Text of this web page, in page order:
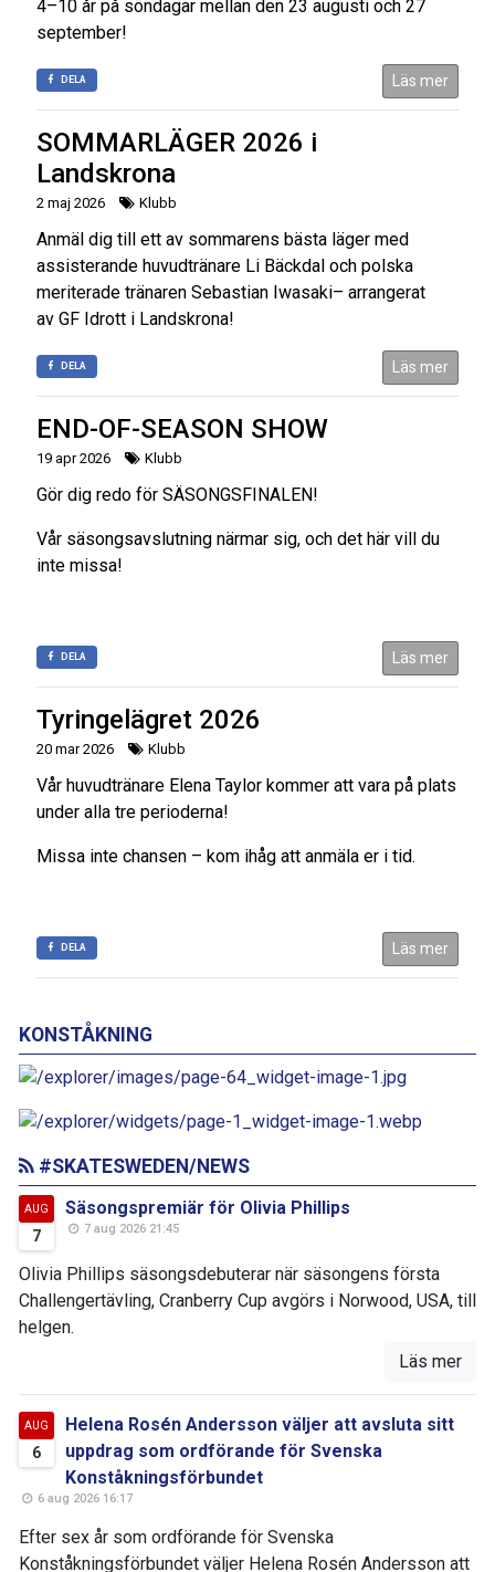
KONSTÅKNING
#SKATESWEDEN/NEWS
AUG
7
Säsongspremiär för Olivia Phillips
7 aug 2026 21:45
Olivia Phillips säsongsdebuterar när säsongens första
Challengertävling, Cranberry Cup avgörs i Norwood, USA, till
helgen.
Läs mer
AUG
6
Helena Rosén Andersson väljer att avsluta sitt
uppdrag som ordförande för Svenska
Konståkningsförbundet
6 aug 2026 16:17
Efter sex år som ordförande för Svenska
Konståkningsförbundet väljer Helena Rosén Andersson att
4–10 år på söndagar mellan den 23 augusti och 27
september!
DELA Läs mer
SOMMARLÄGER 2026 i
Landskrona
2 maj 2026 Klubb
Anmäl dig till ett av sommarens bästa läger med
assisterande huvudtränare Li Bäckdal och polska
meriterade tränaren Sebastian Iwasaki– arrangerat
av GF Idrott i Landskrona!
DELA Läs mer
END-OF-SEASON SHOW
19 apr 2026 Klubb
Gör dig redo för SÄSONGSFINALEN!
Vår säsongsavslutning närmar sig, och det här vill du
inte missa!
DELA Läs mer
Tyringelägret 2026
20 mar 2026 Klubb
Vår huvudtränare Elena Taylor kommer att vara på plats
under alla tre perioderna!
Missa inte chansen – kom ihåg att anmäla er i tid.
DELA Läs mer